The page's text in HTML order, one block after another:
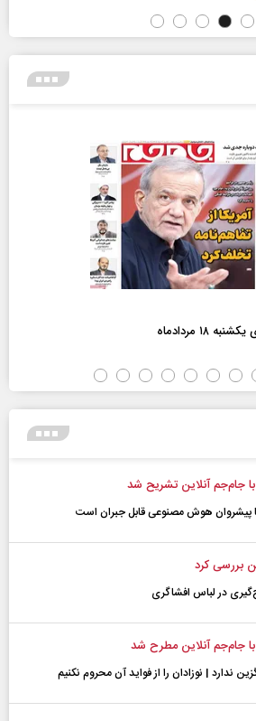
مردادماه
جام‌جم آنلاین تشریح شد
پیشرو‌ان هوش مصنوعی قابل جبران است
بررسی کرد
در لباس افشاگری
جام‌جم آنلاین مطرح شد
ندارد | نوزادان را از فواید آن محروم نکنیم